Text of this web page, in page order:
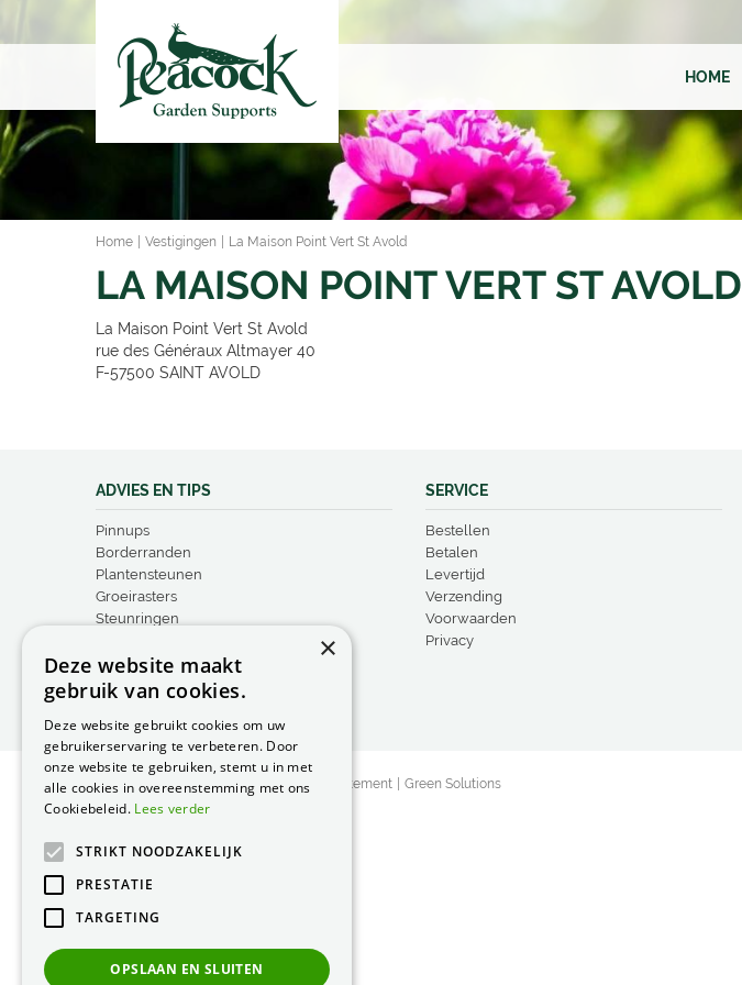
Home Vestigingen La Maison Point Vert St Avold
HOME
LA MAISON POINT VERT ST AVOLD
La Maison Point Vert St Avold
rue des Généraux Altmayer 40
F-57500 SAINT AVOLD
ADVIES EN TIPS
Pinnups
Borderranden
Plantensteunen
Groeirasters
Steunringen
SERVICE
Bestellen
Betalen
Levertijd
Verzending
Voorwaarden
Privacy
© Peacock Garden Supports Privacy Statement Green Solutions
×
Deze website maakt
gebruik van cookies.
Deze website gebruikt cookies om uw
gebruikerservaring te verbeteren. Door
onze website te gebruiken, stemt u in met
alle cookies in overeenstemming met ons
Cookiebeleid. Lees verder
STRIKT NOODZAKELIJK
PRESTATIE
TARGETING
OPSLAAN EN SLUITEN